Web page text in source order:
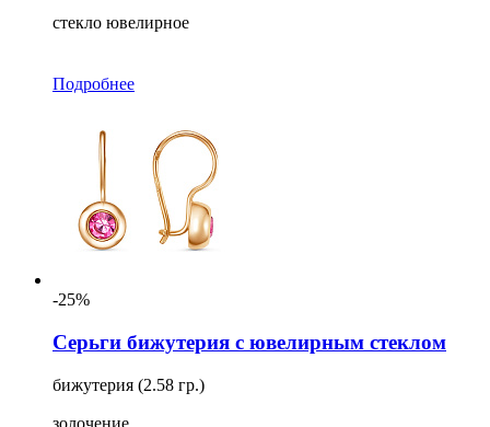
стекло ювелирное
Подробнее
-25%
Серьги бижутерия с ювелирным стеклом
бижутерия (2.58 гр.)
золочение